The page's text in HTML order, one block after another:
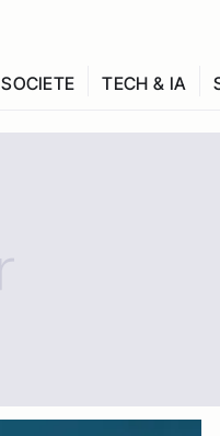
SOCIETE TECH & IA